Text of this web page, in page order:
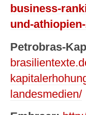
business-
und-
Petrobras-
landesmedien/